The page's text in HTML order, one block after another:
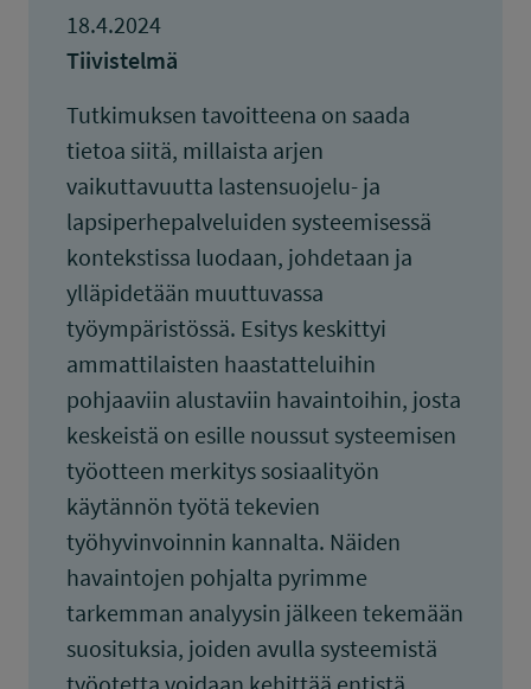
18.4.2024
Tiivistelmä
Tutkimuksen tavoitteena on saada
tietoa siitä, millaista arjen
vaikuttavuutta lastensuojelu- ja
lapsiperhepalveluiden systeemisessä
kontekstissa luodaan, johdetaan ja
ylläpidetään muuttuvassa
työympäristössä. Esitys keskittyi
ammattilaisten haastatteluihin
pohjaaviin alustaviin havaintoihin, josta
keskeistä on esille noussut systeemisen
työotteen merkitys sosiaalityön
käytännön työtä tekevien
työhyvinvoinnin kannalta. Näiden
havaintojen pohjalta pyrimme
tarkemman analyysin jälkeen tekemään
suosituksia, joiden avulla systeemistä